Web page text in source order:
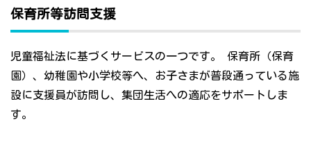
保育所等訪問支援
児童福祉法に基づくサービスの一つです。 保育所（保育
園）、幼稚園や小学校等へ、お子さまが普段通っている施
設に支援員が訪問し、集団生活への適応をサポートしま
す。